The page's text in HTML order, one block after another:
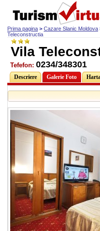
Prima pagina > Cazare Slanic Moldova
Teleconstructia
Vila
Tefefon: 0234/348301
Descriere Galerie Foto